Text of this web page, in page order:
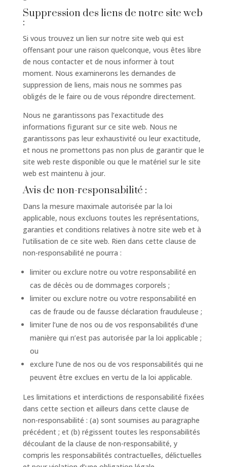
Suppression des liens de notre site web
:
Si vous trouvez un lien sur notre site web qui est
offensant pour une raison quelconque, vous êtes libre
de nous contacter et de nous informer à tout
moment. Nous examinerons les demandes de
suppression de liens, mais nous ne sommes pas
obligés de le faire ou de vous répondre directement.
Nous ne garantissons pas l’exactitude des
informations figurant sur ce site web. Nous ne
garantissons pas leur exhaustivité ou leur exactitude,
et nous ne promettons pas non plus de garantir que le
site web reste disponible ou que le matériel sur le site
web est maintenu à jour.
Avis de non-responsabilité :
Dans la mesure maximale autorisée par la loi
applicable, nous excluons toutes les représentations,
garanties et conditions relatives à notre site web et à
l’utilisation de ce site web. Rien dans cette clause de
non-responsabilité ne pourra :
limiter ou exclure notre ou votre responsabilité en
cas de décès ou de dommages corporels ;
limiter ou exclure notre ou votre responsabilité en
cas de fraude ou de fausse déclaration frauduleuse ;
limiter l’une de nos ou de vos responsabilités d’une
manière qui n’est pas autorisée par la loi applicable ;
ou
exclure l’une de nos ou de vos responsabilités qui ne
peuvent être exclues en vertu de la loi applicable.
Les limitations et interdictions de responsabilité fixées
dans cette section et ailleurs dans cette clause de
non-responsabilité : (a) sont soumises au paragraphe
précédent ; et (b) régissent toutes les responsabilités
découlant de la clause de non-responsabilité, y
compris les responsabilités contractuelles, délictuelles